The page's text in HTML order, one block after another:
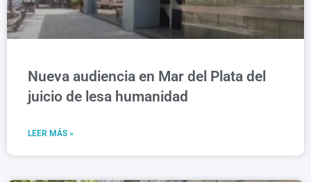
Nueva audiencia en Mar del Plata del
juicio de lesa humanidad
LEER MÁS »